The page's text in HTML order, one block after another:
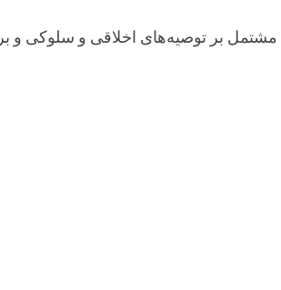
مشتمل بر توصیه‌های اخلاقی و سلوکی و